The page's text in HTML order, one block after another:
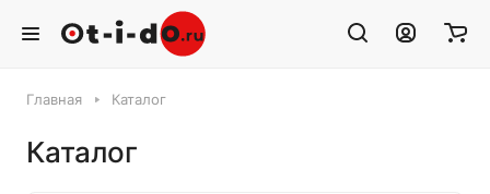
Главная Каталог
Каталог